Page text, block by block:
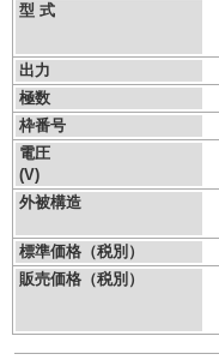
型 式
出力
極数
枠番号
電圧
(V)
外被構造
標準価格（税別）
販売価格（税別）